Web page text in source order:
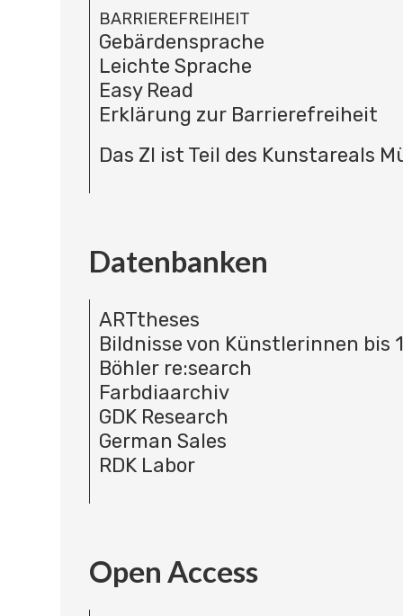
BARRIEREFREIHEIT
Gebärdensprache
Leichte Sprache
Easy Read
Erklärung zur Barrierefreiheit
Das ZI ist Teil des Kunstareals
Datenbanken
ARTtheses
Bildnisse von Künstlerinnen bis
Böhler re:search
Farbdiaarchiv
GDK Research
German Sales
RDK Labor
Open Access